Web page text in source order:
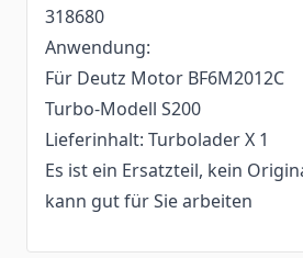
318680
Anwendung:
Für Deutz Motor BF6M2012C
Turbo-Modell S200
Lieferinhalt: Turbolader X 1
Es ist ein Ersatzteil, kein
kann gut für Sie arbeiten